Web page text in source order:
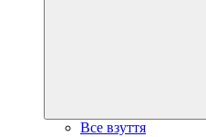
Все взуття